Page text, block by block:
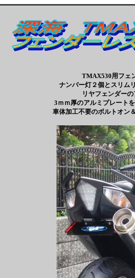
TMAX530用フェ
ナンバー灯２個とスリム
リヤフェンダー
3ｍｍ厚のアルミプレート
車体加工不要のボルトオン